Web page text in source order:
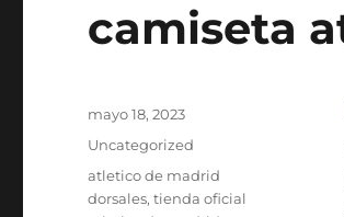
camiseta
Publicado
mayo 18, 2023
Categorías
Uncategorized
Etiquetas
atletico de madrid
dorsales,tienda oficial